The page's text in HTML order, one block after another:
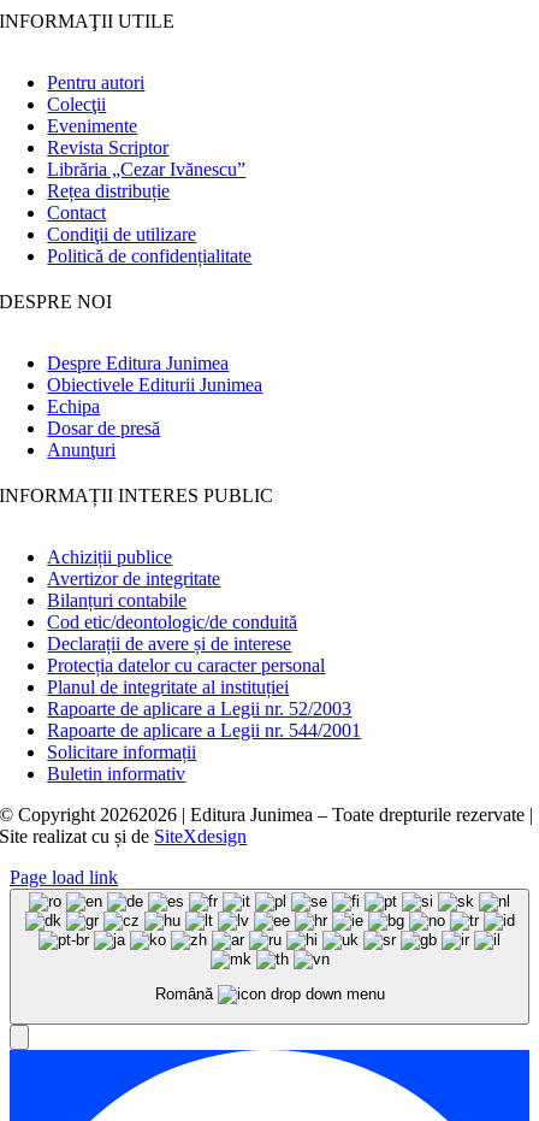
INFORMAŢII UTILE
Pentru autori
Colecţii
Evenimente
Revista Scriptor
Librăria „Cezar Ivănescu”
Rețea distribuție
Contact
Condiţii de utilizare
Politică de confidențialitate
DESPRE NOI
Despre Editura Junimea
Obiectivele Editurii Junimea
Echipa
Dosar de presă
Anunţuri
INFORMAȚII INTERES PUBLIC
Achiziții publice
Avertizor de integritate
Bilanțuri contabile
Cod etic/deontologic/de conduită
Declarații de avere și de interese
Protecția datelor cu caracter personal
Planul de integritate al instituției
Rapoarte de aplicare a Legii nr. 52/2003
Rapoarte de aplicare a Legii nr. 544/2001
Solicitare informații
Buletin informativ
© Copyright 20262026 | Editura Junimea – Toate drepturile rezervate |
Site realizat cușide SiteXdesign
Page load link
Română